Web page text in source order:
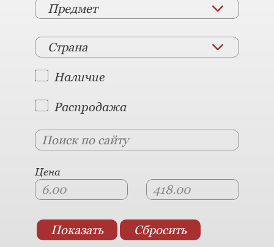
Предмет
Страна
Наличие
Распродажа
Цена